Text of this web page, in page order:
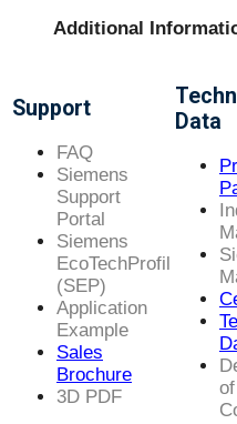
Additional
Support
FAQ
Siemens
Support
Portal
Siemens
EcoTechProfil
(SEP)
Application
Example
Sales
Brochure
3D PDF
Data
of